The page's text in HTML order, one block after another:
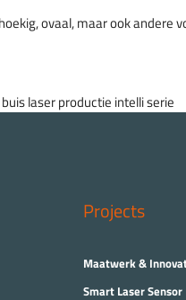
ovaal, maar ook andere
Projects
Maatwerk &
Smart Laser Sensor